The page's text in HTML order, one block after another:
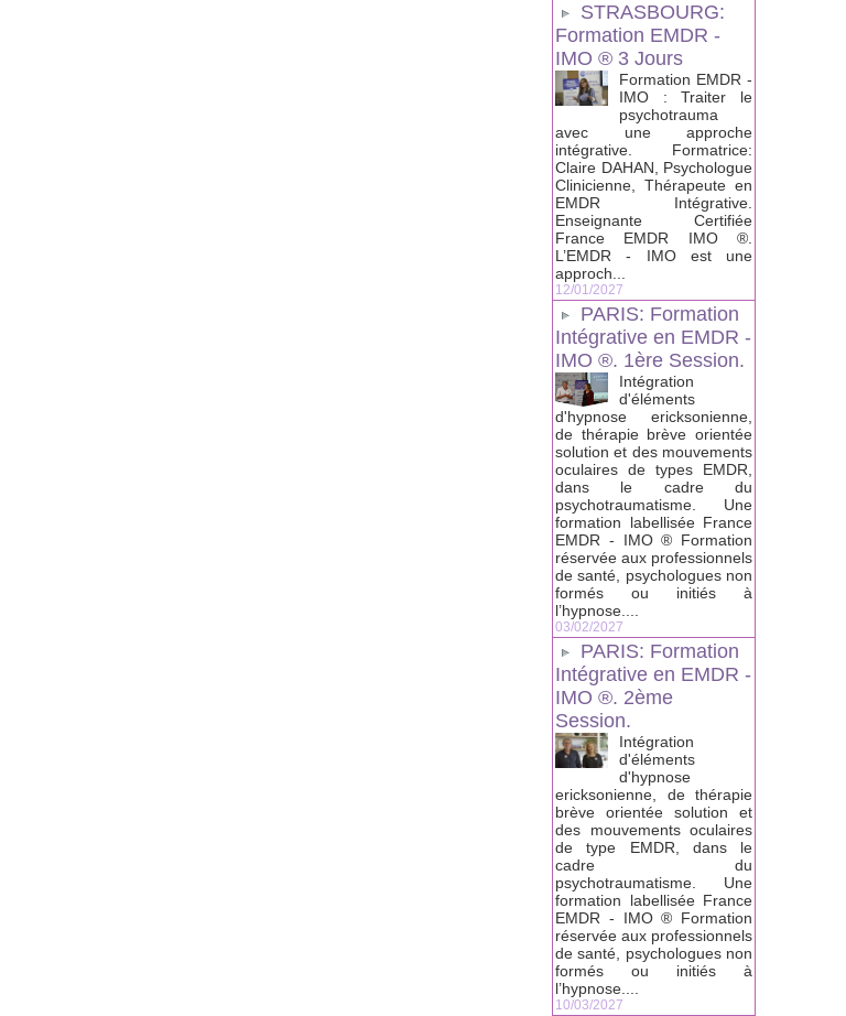
STRASBOURG:
Formation EMDR -
IMO ® 3 Jours
Formation EMDR -
IMO : Traiter le
psychotrauma
avec une approche
intégrative. Formatrice:
Claire DAHAN, Psychologue
Clinicienne, Thérapeute en
EMDR Intégrative.
Enseignante Certifiée
France EMDR IMO ®.
L’EMDR - IMO est une
approch...
12/01/2027
PARIS: Formation
Intégrative en EMDR -
IMO ®. 1ère Session.
Intégration
d'éléments
d'hypnose ericksonienne,
de thérapie brève orientée
solution et des mouvements
oculaires de types EMDR,
dans le cadre du
psychotraumatisme. Une
formation labellisée France
EMDR - IMO ® Formation
réservée aux professionnels
de santé, psychologues non
formés ou initiés à
l’hypnose....
03/02/2027
PARIS: Formation
Intégrative en EMDR -
IMO ®. 2ème
Session.
Intégration
d'éléments
d'hypnose
ericksonienne, de thérapie
brève orientée solution et
des mouvements oculaires
de type EMDR, dans le
cadre du
psychotraumatisme. Une
formation labellisée France
EMDR - IMO ® Formation
réservée aux professionnels
de santé, psychologues non
formés ou initiés à
l’hypnose....
10/03/2027